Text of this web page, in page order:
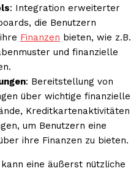
: Integration erweiterter
die Benutzern
Finanzen bieten, wie z.B.
und finanzielle
: Bereitstellung von
über wichtige finanzielle
Kreditkartenaktivitäten
um Benutzern eine
ihre Finanzen zu bieten.
eine äußerst nützliche